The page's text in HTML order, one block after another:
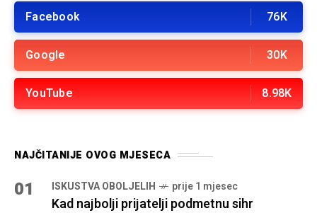
Facebook 76K
Google 30K
YouTube 8.98K
NAJČITANIJE OVOG MJESECA
01 ISKUSTVA OBOLJELIH prije 1 mjesec
Kad najbolji prijatelji podmetnu sihr